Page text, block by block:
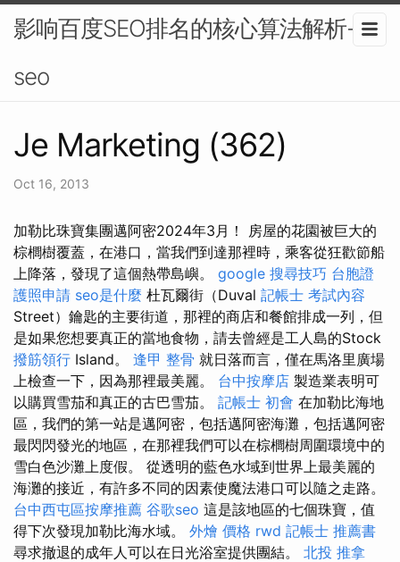
影响百度SEO排名的核心算法解析-
seo
Je Marketing (362)
Oct 16, 2013
加勒比珠寶集團邁阿密2024年3月！ 房屋的花園被巨大的
棕櫚樹覆蓋，在港口，當我們到達那裡時，乘客從狂歡節船
上降落，發現了這個熱帶島嶼。 google 搜尋技巧 台胞證
護照申請 seo是什麼 杜瓦爾街（Duval 記帳士 考試內容
Street）鑰匙的主要街道，那裡的商店和餐館排成一列，但
是如果您想要真正的當地食物，請去曾經是工人島的Stock
撥筋領行 Island。 逢甲 整骨 就日落而言，僅在馬洛里廣場
上檢查一下，因為那裡最美麗。 台中按摩店 製造業表明可
以購買雪茄和真正的古巴雪茄。 記帳士 初會 在加勒比海地
區，我們的第一站是邁阿密，包括邁阿密海灘，包括邁阿密
最閃閃發光的地區，在那裡我們可以在棕櫚樹周圍環境中的
雪白色沙灘上度假。 從透明的藍色水域到世界上最美麗的
海灘的接近，有許多不同的因素使魔法港口可以隨之走路。
台中西屯區按摩推薦 谷歌seo 這是該地區的七個珠寶，值
得下次發現加勒比海水域。 外燴 價格 rwd 記帳士 推薦書
尋求撤退的成年人可以在日光浴室提供團結。 北投 推拿